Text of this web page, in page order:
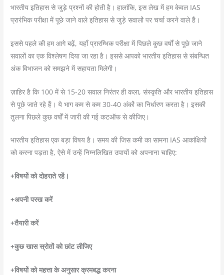
भारतीय इतिहास से जुड़े प्रश्नों की होती है। हालांकि, इस लेख में हम केवल IAS
प्रारंभिक परीक्षा में पूछे जाने वाले इतिहास से जुड़े सवालों पर चर्चा करने वाले हैं।
इससे पहले की हम आगे बढ़ें, यहाँ प्रारम्भिक परीक्षा में पिछले कुछ वर्षों से पूछे जाने
सवालों का एक विश्लेषण दिया जा रहा है। इससे आपको भारतीय इतिहास से संबन्धित
अंक विभाजन को समझने में सहायता मिलेगी।
ज़ाहिर है कि 100 में से 15-20 सवाल निरंतर ही कला, संस्कृति और भारतीय इतिहास
से पूछे जाते रहे हैं। ये भाग कम से कम 30-40 अंकों का निर्धारण करता है। इसकी
तुलना पिछले कुछ वर्षों में जारी की गई कटऑफ से कीजिए।
भारतीय इतिहास एक बड़ा विषय है। समय की जिस कमी का सामना IAS आकांक्षियों
को करना पड़ता है, ऐसे में उन्हें निम्नलिखित उपायों को अपनाना चाहिए:
+विषयों को दोहराते रहें।
+अपनी परख करें
+तैयारी करें
+कुछ खास स्रोतों को छांट लीजिए
+विषयों को महत्ता के अनुसार क्रमबद्ध करना